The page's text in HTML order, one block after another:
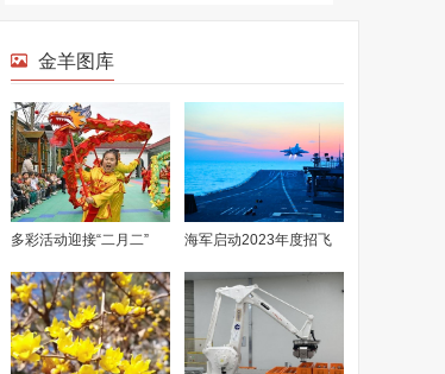
金羊图库
多彩活动迎接“二月二” 海军启动2023年度招飞
选拔工作 将首次选拔女
舰载机飞行员